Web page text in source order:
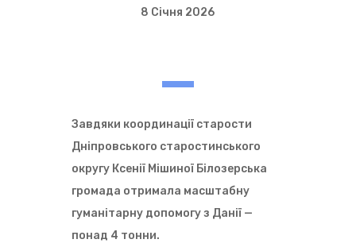
8 Січня 2026
Завдяки координації старости
Дніпровського старостинського
округу Ксенії Мішиної Білозерська
громада отримала масштабну
гуманітарну допомогу з Данії —
понад 4 тонни.